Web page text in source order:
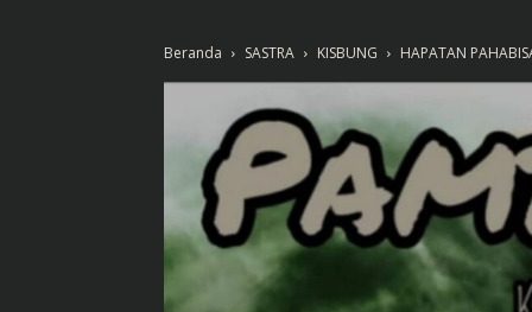
Beranda SASTRA KISBUNG HAPATAN